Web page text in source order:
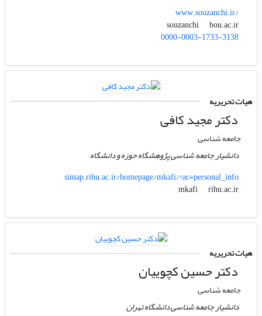
www.souzanchi.ir/
souzanchi
bou.ac.ir
0000-0003-1733-3138
هیات تحریریه
دکتر مجید کافی
جامعه شناسی
دانشیار جامعه شناسی پژوهشگاه حوزه و دانشگاه
simap.rihu.ac.ir/homepage/mkafi/?ac=personal_info
mkafi
rihu.ac.ir
هیات تحریریه
دکتر حسین کچوییان
جامعه شناسی
دانشیار جامعه شناسی دانشگاه تهران